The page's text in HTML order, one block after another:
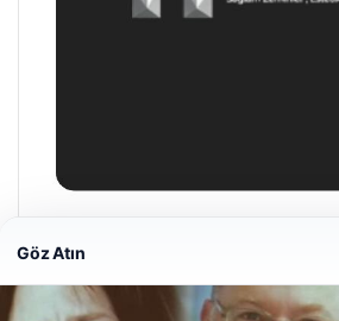
Hastaş Beton
Göz Atın